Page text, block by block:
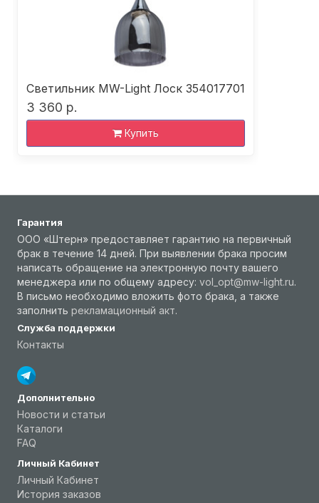
Светильник MW-Light Лоск 354017701
3 360 р.
Купить
Гарантия
ООО «Штерн» предоставляет гарантию на первичный
брак в течение 14 дней. При выявлении брака просим
написать обращение на электронную почту вашего
менеджера или по общему адресу: vol_opt@mw-light.ru.
В письмо необходимо вложить фото брака, а также
заполнить рекламационный акт.
Служба поддержки
Контакты
Дополнительно
Новости и статьи
Каталоги
FAQ
Личный Кабинет
Личный Кабинет
История заказов